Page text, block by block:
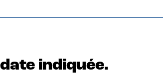
indiquée.